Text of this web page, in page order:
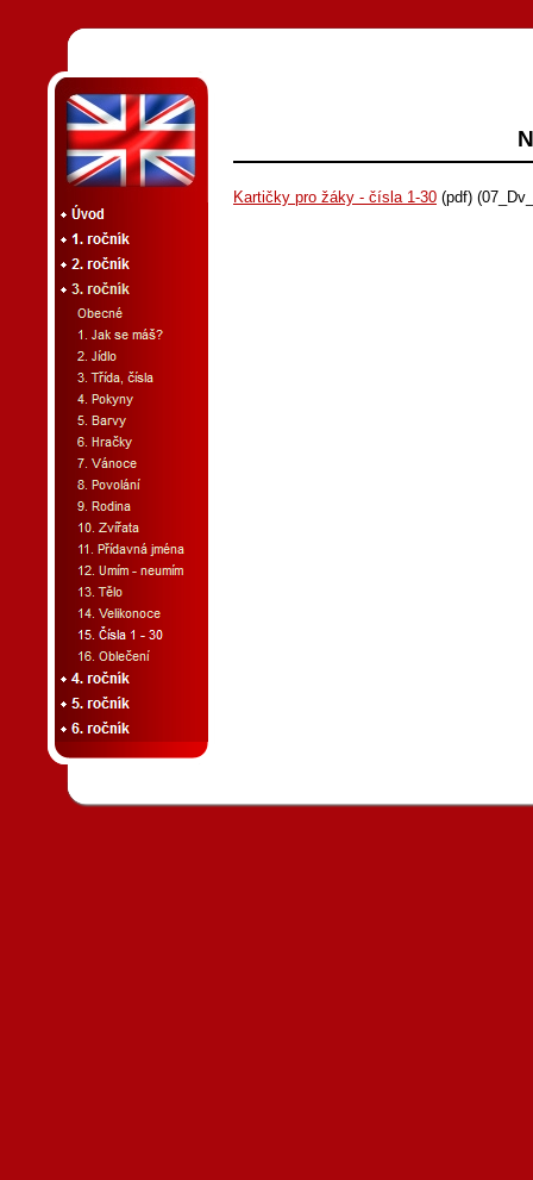
Kartičky pro žáky - čísla 1-30 (pdf)